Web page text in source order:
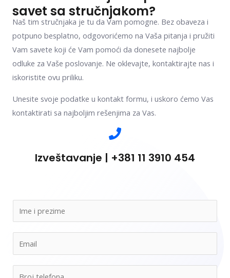
savet sa stručnjakom?
Naš tim stručnjaka je tu da Vam pomogne. Bez obaveza i
potpuno besplatno, odgovorićemo na Vaša pitanja i pružiti
Vam savete koji će Vam pomoći da donesete najbolje
odluke za Vaše poslovanje. Ne oklevajte, kontaktirajte nas i
iskoristite ovu priliku.
Unesite svoje podatke u kontakt formu, i uskoro ćemo Vas
kontaktirati sa najboljim rešenjima za Vas.
Izveštavanje | +381 11 3910 454